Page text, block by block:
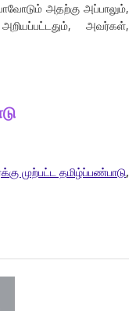
அதற்கு அப்பாலும்,
அவர்கள்,
முற்பட்ட தமிழ்ப்பண்பாடு,